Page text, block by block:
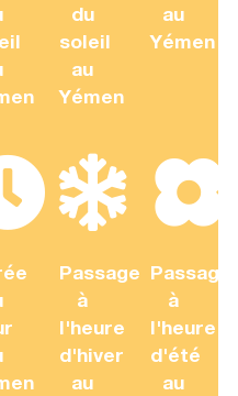
du
soleil
au
Yémen
au
Yémen
Passage
à
l'heure
d'hiver
au
Passage
à
l'heure
d'été
au